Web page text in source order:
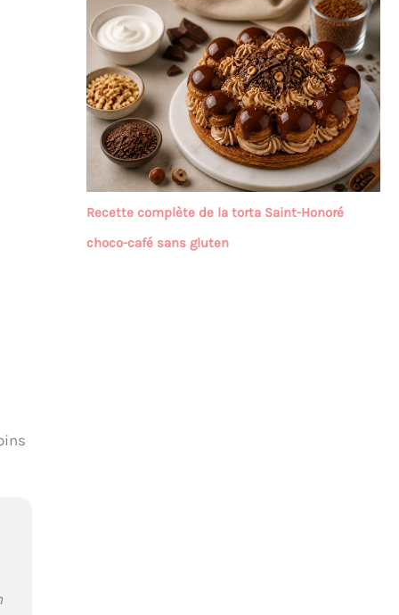
Recette complète de la torta Saint-Honoré
choco-café sans gluten